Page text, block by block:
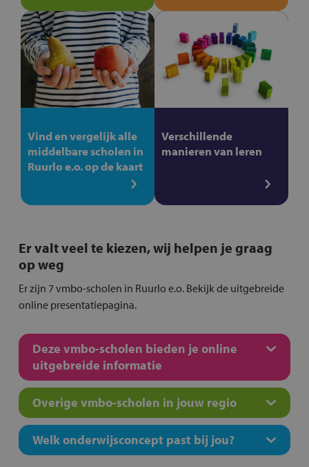
Vind en vergelijk alle
middelbare scholen in
Ruurlo e.o. op de kaart
Verschillende
manieren van leren
Er valt veel te kiezen, wij helpen je graag
op weg
Er zijn 7 vmbo-scholen in Ruurlo e.o. Bekijk de uitgebreide
online presentatiepagina.
Deze vmbo-scholen bieden je online
uitgebreide informatie
Overige vmbo-scholen in jouw regio
Welk onderwijsconcept past bij jou?